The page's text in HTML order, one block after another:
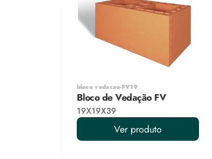
bloco vedacao-FV19
Bloco de Vedação FV
19X19X39
Ver produto